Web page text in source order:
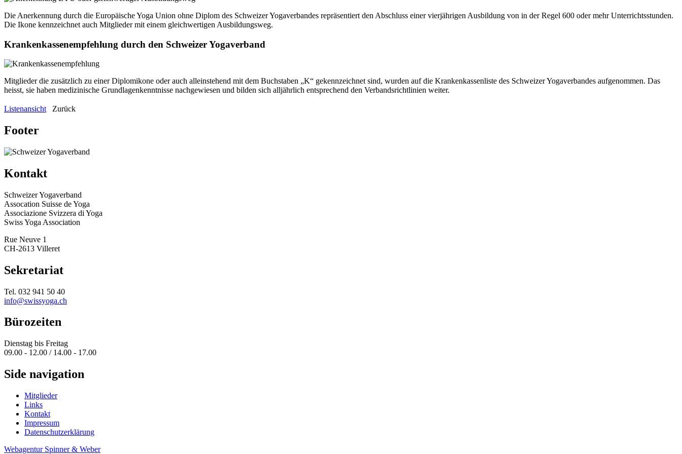
Die Anerkennung durch die Europäische Yoga Union ohne Diplom des Schweizer Yogaverbandes repräsentiert den Abschluss einer vierjährigen Ausbildung von in der Regel 600 oder mehr Unterrichtsstunden.
Die Ikone kennzeichnet auch Mitglieder mit einem gleichwertigen Ausbildungsweg.
Krankenkassenempfehlung durch den Schweizer Yogaverband
Mitglieder die zusätzlich zu einer Diplomikone oder auch alleinstehend mit dem Buchstaben „K“ gekennzeichnet sind, wurden auf die Krankenkassenliste des Schweizer Yogaverbandes aufgenommen. Das
heisst, sie haben medizinische Grundlagenkenntnisse nachgewiesen und bilden sich alljährlich entsprechend den Verbandsrichtlinien weiter.
Listenansicht Zurück
Footer
Kontakt
Schweizer Yogaverband
Assocation Suisse de Yoga
Associazione Svizzera di Yoga
Swiss Yoga Association
Rue Neuve 1
CH-2613 Villeret
Sekretariat
Tel. 032 941 50 40
info@swissyoga.ch
Bürozeiten
Dienstag bis Freitag
09.00 - 12.00 / 14.00 - 17.00
Side navigation
Mitglieder
Links
Kontakt
Impressum
Datenschutzerklärung
Webagentur Spinner & Weber